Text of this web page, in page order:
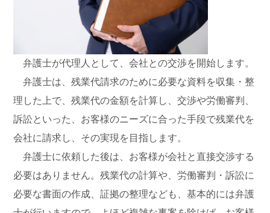
弁護士が代理人として、会社との交渉を開始します。
弁護士は、残業代請求のために必要な資料を収集・整
理した上で、残業代の金額を計算し、交渉や労働審判、
訴訟といった、お客様のニーズに合った手段で残業代を
会社に請求し、その実現を目指します。
弁護士に依頼した後は、お客様が会社と直接交渉する
必要はありません。残業代の計算や、労働審判・訴訟に
必要な書面の作成、証拠の整理なども、基本的には弁護